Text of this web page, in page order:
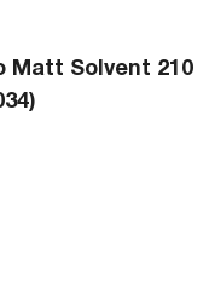
Matt Solvent 210